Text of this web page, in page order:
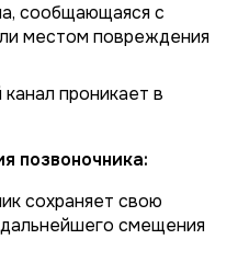
сообщающаяся с
местом повреждения
проникает в
позвоночника:
сохраняет свою
смещения